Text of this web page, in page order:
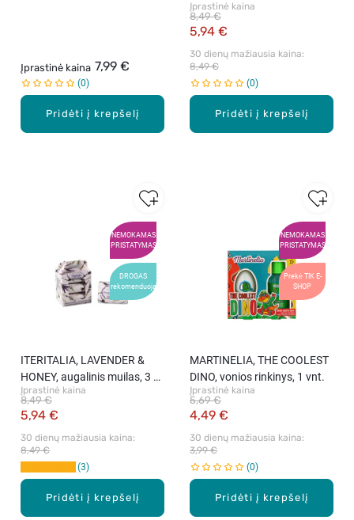
Pridėti į krepšelį
Įprastinė kaina 7,99 €
0
Pridėti į krepšelį
100 g.
Įprastinė kaina
5,94 €
8,49 €
30 dienų mažiausia kaina:
8,49 €
0
NEMOKAMAS
PRISTATYMAS
DROGAS
rekomenduoja
Pridėti į krepšelį
ITERITALIA, LAVENDER &
HONEY, augalinis muilas, 3 x
125 g.
Įprastinė kaina
5,94 €
8,49 €
30 dienų mažiausia kaina:
8,49 €
3
NEMOKAMAS
PRISTATYMAS
Prekė TIK E-
SHOP
Pridėti į krepšelį
MARTINELIA, THE COOLEST
DINO, vonios rinkinys, 1 vnt.
Įprastinė kaina
4,49 €
5,69 €
30 dienų mažiausia kaina:
3,99 €
0